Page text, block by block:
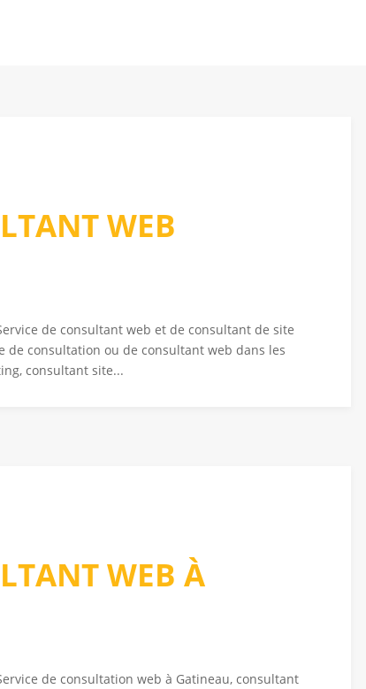
WEB
de consultant web et de consultant de site
consultation ou de consultant web dans les
consultant site...
WEB À
de consultation web à Gatineau, consultant